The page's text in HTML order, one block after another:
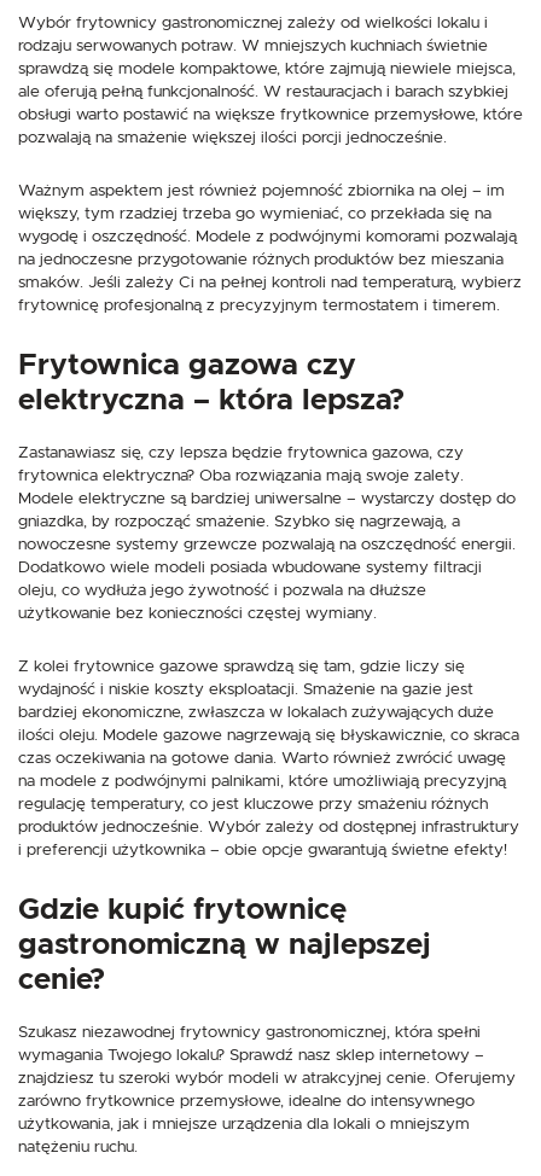
Wybór frytownicy gastronomicznej zależy od wielkości lokalu i
rodzaju serwowanych potraw. W mniejszych kuchniach świetnie
sprawdzą się modele kompaktowe, które zajmują niewiele miejsca,
ale oferują pełną funkcjonalność. W restauracjach i barach szybkiej
obsługi warto postawić na większe frytkownice przemysłowe, które
pozwalają na smażenie większej ilości porcji jednocześnie.
Ważnym aspektem jest również pojemność zbiornika na olej – im
większy, tym rzadziej trzeba go wymieniać, co przekłada się na
wygodę i oszczędność. Modele z podwójnymi komorami pozwalają
na jednoczesne przygotowanie różnych produktów bez mieszania
smaków. Jeśli zależy Ci na pełnej kontroli nad temperaturą, wybierz
frytownicę profesjonalną z precyzyjnym termostatem i timerem.
Frytownica gazowa czy
elektryczna – która lepsza?
Zastanawiasz się, czy lepsza będzie frytownica gazowa, czy
frytownica elektryczna? Oba rozwiązania mają swoje zalety.
Modele elektryczne są bardziej uniwersalne – wystarczy dostęp do
gniazdka, by rozpocząć smażenie. Szybko się nagrzewają, a
nowoczesne systemy grzewcze pozwalają na oszczędność energii.
Dodatkowo wiele modeli posiada wbudowane systemy filtracji
oleju, co wydłuża jego żywotność i pozwala na dłuższe
użytkowanie bez konieczności częstej wymiany.
Z kolei frytownice gazowe sprawdzą się tam, gdzie liczy się
wydajność i niskie koszty eksploatacji. Smażenie na gazie jest
bardziej ekonomiczne, zwłaszcza w lokalach zużywających duże
ilości oleju. Modele gazowe nagrzewają się błyskawicznie, co skraca
czas oczekiwania na gotowe dania. Warto również zwrócić uwagę
na modele z podwójnymi palnikami, które umożliwiają precyzyjną
regulację temperatury, co jest kluczowe przy smażeniu różnych
produktów jednocześnie. Wybór zależy od dostępnej infrastruktury
i preferencji użytkownika – obie opcje gwarantują świetne efekty!
Gdzie kupić frytownicę
gastronomiczną w najlepszej
cenie?
Szukasz niezawodnej frytownicy gastronomicznej, która spełni
wymagania Twojego lokalu? Sprawdź nasz sklep internetowy –
znajdziesz tu szeroki wybór modeli w atrakcyjnej cenie. Oferujemy
zarówno frytkownice przemysłowe, idealne do intensywnego
użytkowania, jak i mniejsze urządzenia dla lokali o mniejszym
natężeniu ruchu.